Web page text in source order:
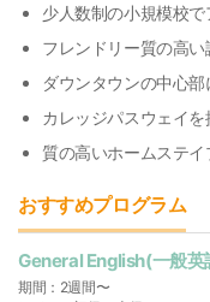
少人数制の小規模校
フレンドリー質の高
ダウンタウンの中心
カレッジパスウェイを
質の高いホームステイ
おすすめプログラム
General English(一般英
期間：2週間〜